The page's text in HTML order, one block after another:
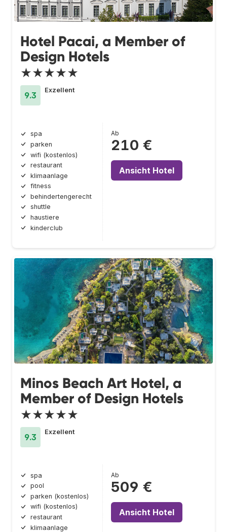
Hotel Pacai, a Member of
Design Hotels
★★★★★
9.3
Exzellent
spa
parken
wifi (kostenlos)
restaurant
klimaanlage
fitness
behindertengerecht
shuttle
haustiere
kinderclub
Ab
210 €
Ansicht Hotel
Minos Beach Art Hotel, a
Member of Design Hotels
★★★★★
9.3
Exzellent
spa
pool
parken (kostenlos)
wifi (kostenlos)
restaurant
klimaanlage
Ab
509 €
Ansicht Hotel